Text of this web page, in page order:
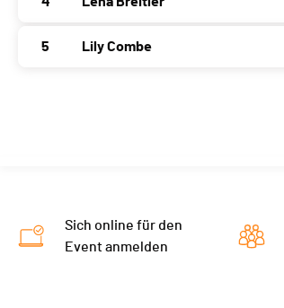
5 Lily Combe
Sich online für den
Event anmelden